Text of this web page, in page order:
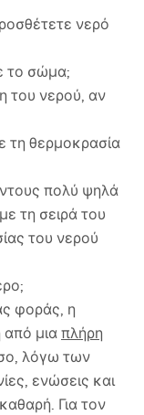
νερό
το σώμα;
του νερού, αν
τη θερμοκρασία
πολύ ψηλά
τη σειρά του
του νερού
φοράς, η
από μια πλήρη
λόγω των
ενώσεις και
Για τον